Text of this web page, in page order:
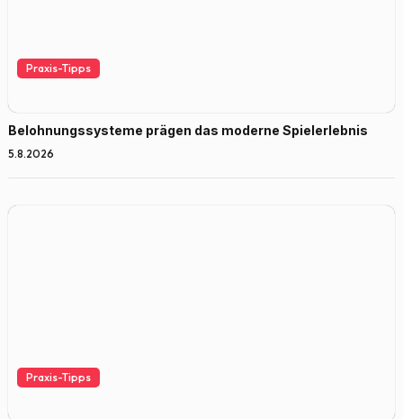
Praxis-Tipps
Belohnungssysteme prägen das moderne Spielerlebnis
5.8.2026
Praxis-Tipps